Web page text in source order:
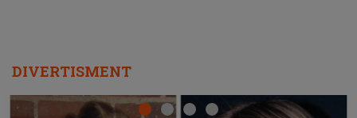
DIVERTISMENT